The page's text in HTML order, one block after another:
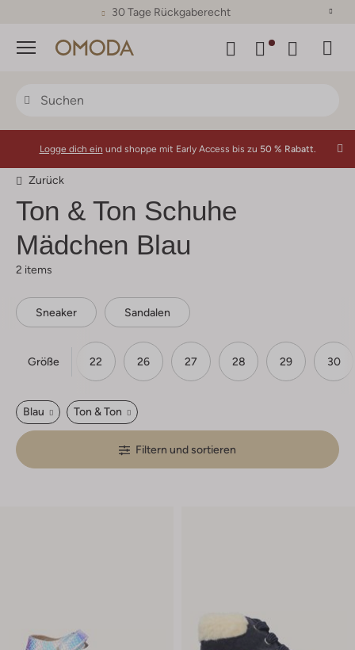
30 Tage Rückgaberecht
Menü
Logge dich ein und shoppe mit Early Access bis zu 50 % Rabatt.
Zurück
Ton & Ton Schuhe
Mädchen Blau
2 items
Sneaker Sandalen
Größe
21 22 26 27 28 29 30
Blau Ton & Ton
Filtern und sortieren